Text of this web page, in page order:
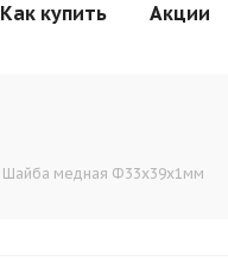
Как купить Акции
Шайба медная Ф33х39х1мм